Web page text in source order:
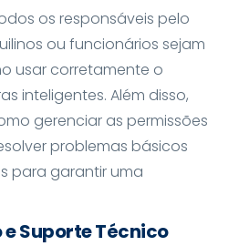
os responsáveis pelo
ou funcionários sejam
usar corretamente o
inteligentes. Além disso,
gerenciar as permissões
problemas básicos
para garantir uma
Suporte Técnico